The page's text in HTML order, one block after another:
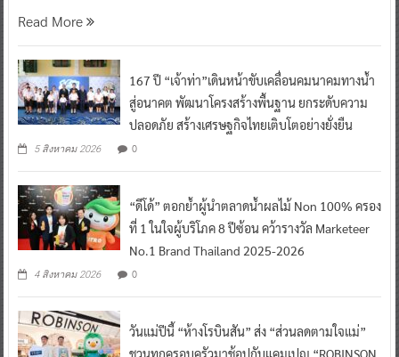
Read More
167 ปี “เจ้าท่า”เดินหน้าขับเคลื่อนคมนาคมทางน้ำ
สู่อนาคต พัฒนาโครงสร้างพื้นฐาน ยกระดับความ
ปลอดภัย สร้างเศรษฐกิจไทยเติบโตอย่างยั่งยืน
5 สิงหาคม 2026 0
“ดีโด้” ตอกย้ำผู้นำตลาดน้ำผลไม้ Non 100% ครอง
ที่ 1 ในใจผู้บริโภค 8 ปีซ้อน คว้ารางวัล Marketeer
No.1 Brand Thailand 2025-2026
4 สิงหาคม 2026 0
วันแม่ปีนี้ “ห้างโรบินสัน” ส่ง “ส่วนลดตามใจแม่”
ชวนทุกครอบครัวมาช้อปกับแคมเปญ “ROBINSON